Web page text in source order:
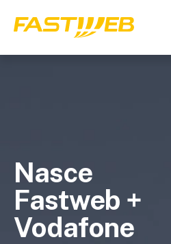
Nasce
Fastweb +
Vodafone